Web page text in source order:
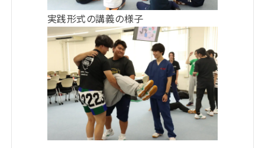
実践形式の講義の様子